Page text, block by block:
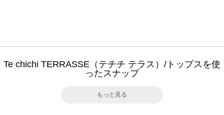
Te chichi TERRASSE（テチチ テラス）/トップスを使
ったスナップ
もっと見る